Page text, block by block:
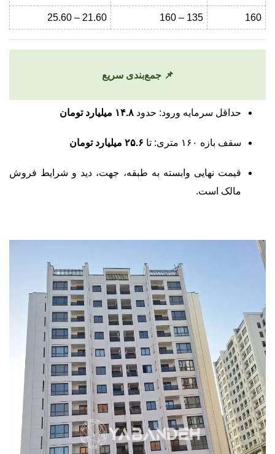
160
135 – 160
21.60 – 25.60
📌 جمع‌بندی سریع
حداقل سرمایه ورود: حدود ۱۴.۸ میلیارد تومان
سقف بازه ۱۶۰ متری: تا ۲۵.۶ میلیارد تومان
قیمت نهایی وابسته به طبقه، جهت، دید و شرایط فروش
مالک است.